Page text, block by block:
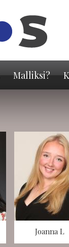
Malliksi?
Joanna L